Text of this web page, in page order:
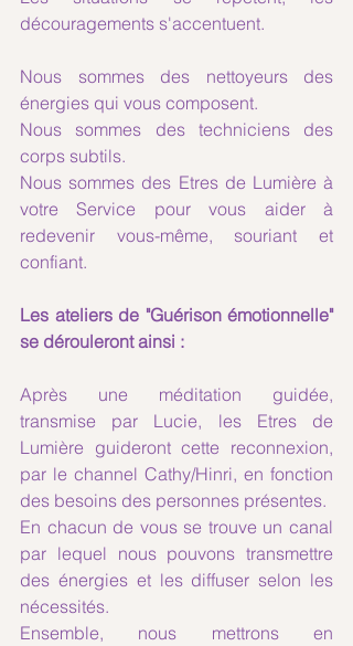
découragements s'accentuent.
Nous sommes des nettoyeurs des
énergies qui vous composent.
Nous sommes des techniciens des
corps subtils.
Nous sommes des Etres de Lumière à
votre Service pour vous aider à
redevenir vous-même, souriant et
confiant.
Les ateliers de "Guérison émotionnelle"
se dérouleront ainsi :
Après une méditation guidée,
transmise par Lucie, les Etres de
Lumière guideront cette reconnexion,
par le channel Cathy/Hinri, en fonction
des besoins des personnes présentes.
En chacun de vous se trouve un canal
par lequel nous pouvons transmettre
des énergies et les diffuser selon les
nécessités.
Ensemble, nous mettrons en